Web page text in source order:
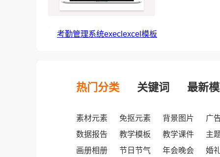
考勤管理系统execlexcel模板
热门分类 关键词 最新
素材元素 免抠元素 背景图片
广
数据报告
教学模板 教学课件
主
画册相册
节日节气 年会晚会
婚